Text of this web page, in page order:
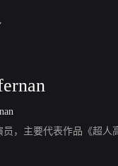
员，主要代表作品《超人